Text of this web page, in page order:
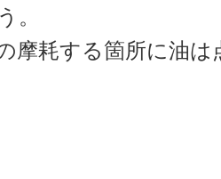
。
摩耗する箇所に油